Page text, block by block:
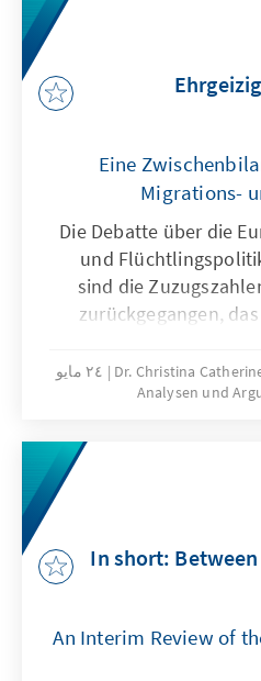
global context
system –
Eine
Migrations-
Die Debatte über die
und
sind die
zurückgegangen,
überwunden. Wie ist
drei Jahre nach dem
Herausforderungen der
Dr. Christina
٢٤ مايو
Analysen und
In short:
An Interim Review of